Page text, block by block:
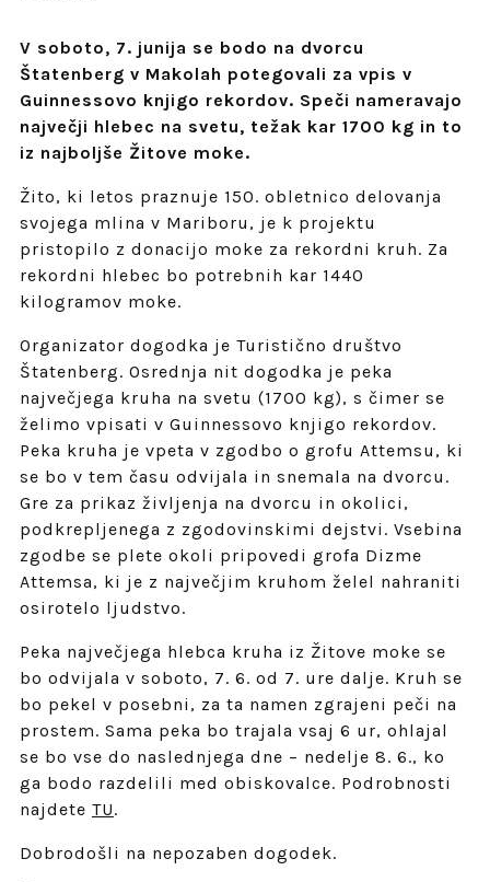
V soboto, 7. junija se bodo na dvorcu
Štatenberg v Makolah potegovali za vpis v
Guinnessovo knjigo rekordov. Speči nameravajo
največji hlebec na svetu, težak kar 1700 kg in to
iz najboljše Žitove moke.
Žito, ki letos praznuje 150. obletnico delovanja
svojega mlina v Mariboru, je k projektu
pristopilo z donacijo moke za rekordni kruh. Za
rekordni hlebec bo potrebnih kar 1440
kilogramov moke.
Organizator dogodka je Turistično društvo
Štatenberg. Osrednja nit dogodka je peka
največjega kruha na svetu (1700 kg), s čimer se
želimo vpisati v Guinnessovo knjigo rekordov.
Peka kruha je vpeta v zgodbo o grofu Attemsu, ki
se bo v tem času odvijala in snemala na dvorcu.
Gre za prikaz življenja na dvorcu in okolici,
podkrepljenega z zgodovinskimi dejstvi. Vsebina
zgodbe se plete okoli pripovedi grofa Dizme
Attemsa, ki je z največjim kruhom želel nahraniti
osirotelo ljudstvo.
Peka največjega hlebca kruha iz Žitove moke se
bo odvijala v soboto, 7. 6. od 7. ure dalje. Kruh se
bo pekel v posebni, za ta namen zgrajeni peči na
prostem. Sama peka bo trajala vsaj 6 ur, ohlajal
se bo vse do naslednjega dne – nedelje 8. 6., ko
ga bodo razdelili med obiskovalce. Podrobnosti
najdete TU.
Dobrodošli na nepozaben dogodek.